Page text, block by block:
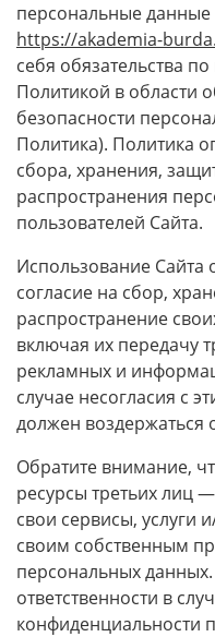
персональные данные
https://akademia-
себя обязательства
Политикой в области
безопасности
Политика). Политика
сбора, хранения,
распространения
пользователей Сайта.
Использование Сайта
согласие на сбор,
распространение
включая их передачу
рекламных и
случае несогласия с
должен воздержаться
Обратите внимание,
ресурсы третьих лиц
свои сервисы, услуги
своим собственным
персональных данных.
ответственности в
конфиденциальности